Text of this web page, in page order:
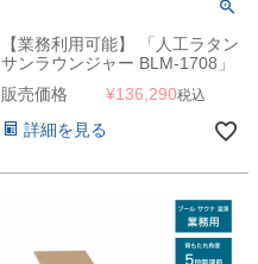
【業務利用可能】 「人工ラタン
サンラウンジャー BLM-1708」
サマーベッド ビーチベッド コ
ントラクト 業務用
販売価格 ¥136,290税込
詳細を見る